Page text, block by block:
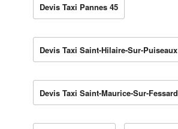
Devis Taxi Pannes 45
Devis Taxi Saint-Hilaire-Sur-Puiseaux
Devis Taxi Saint-Maurice-Sur-Fessard